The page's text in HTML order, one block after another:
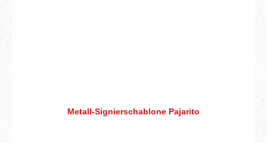
Metall-Signierschablone Pajarito